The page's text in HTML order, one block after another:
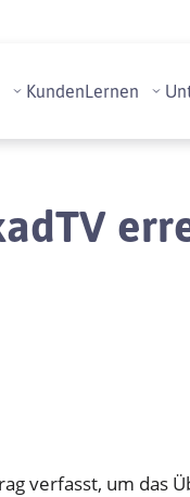
KundenLernen
verfasst, um das